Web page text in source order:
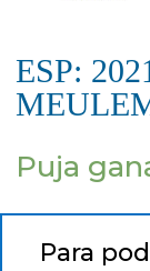
ESP:
Puja
Para